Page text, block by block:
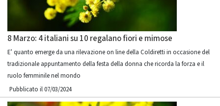
8 Marzo: 4 italiani su 10 regalano fiori e mimose
E’ quanto emerge da una rilevazione on line della Coldiretti in occasione del
tradizionale appuntamento della festa della donna che ricorda la forza e il
ruolo femminile nel mondo
Pubblicato il 07/03/2024